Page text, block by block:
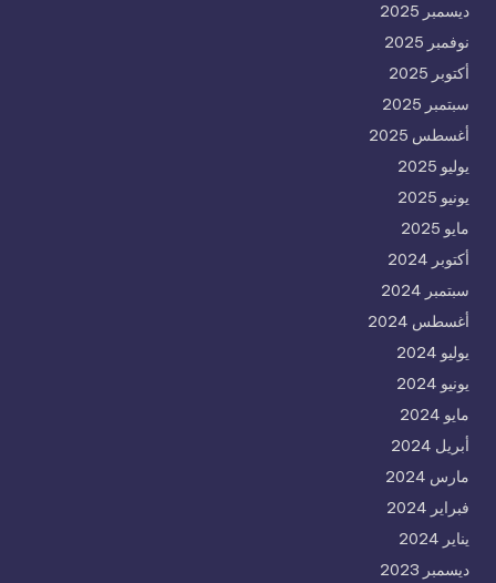
ديسمبر 2025
نوفمبر 2025
أكتوبر 2025
سبتمبر 2025
أغسطس 2025
يوليو 2025
يونيو 2025
مايو 2025
أكتوبر 2024
سبتمبر 2024
أغسطس 2024
يوليو 2024
يونيو 2024
مايو 2024
أبريل 2024
مارس 2024
فبراير 2024
يناير 2024
ديسمبر 2023